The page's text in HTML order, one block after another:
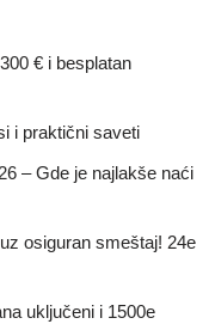
€ i besplatan
i praktični saveti
– Gde je najlakše naći
osiguran smeštaj! 24e
uključeni i 1500e